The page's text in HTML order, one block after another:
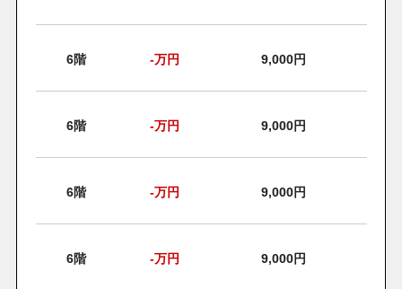
6階 -万円 9,000円
6階 -万円 9,000円
6階 -万円 9,000円
6階 -万円 9,000円